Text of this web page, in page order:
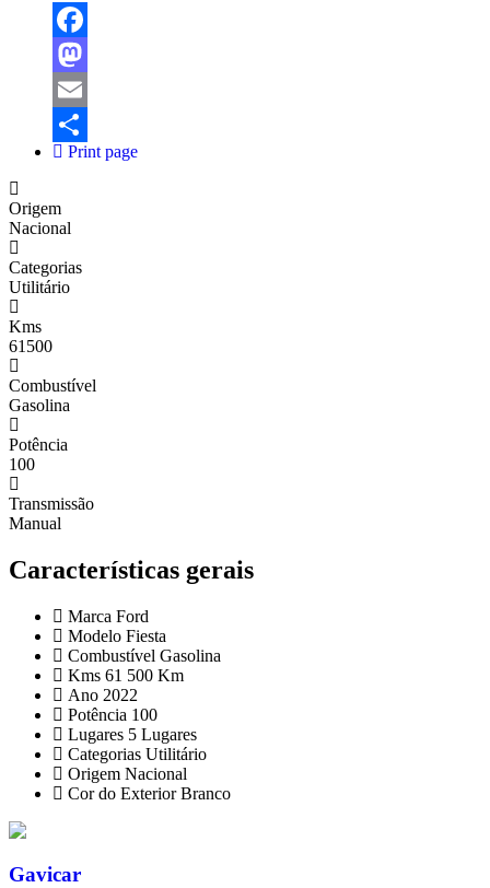
Facebook
Mastodon
Email
Share
Print page
Origem
Nacional
Categorias
Utilitário
Kms
61500
Combustível
Gasolina
Potência
100
Transmissão
Manual
Características gerais
Marca Ford
Modelo Fiesta
Combustível Gasolina
Kms 61 500 Km
Ano 2022
Potência 100
Lugares 5 Lugares
Categorias Utilitário
Origem Nacional
Cor do ExteriorBranco
Gavicar